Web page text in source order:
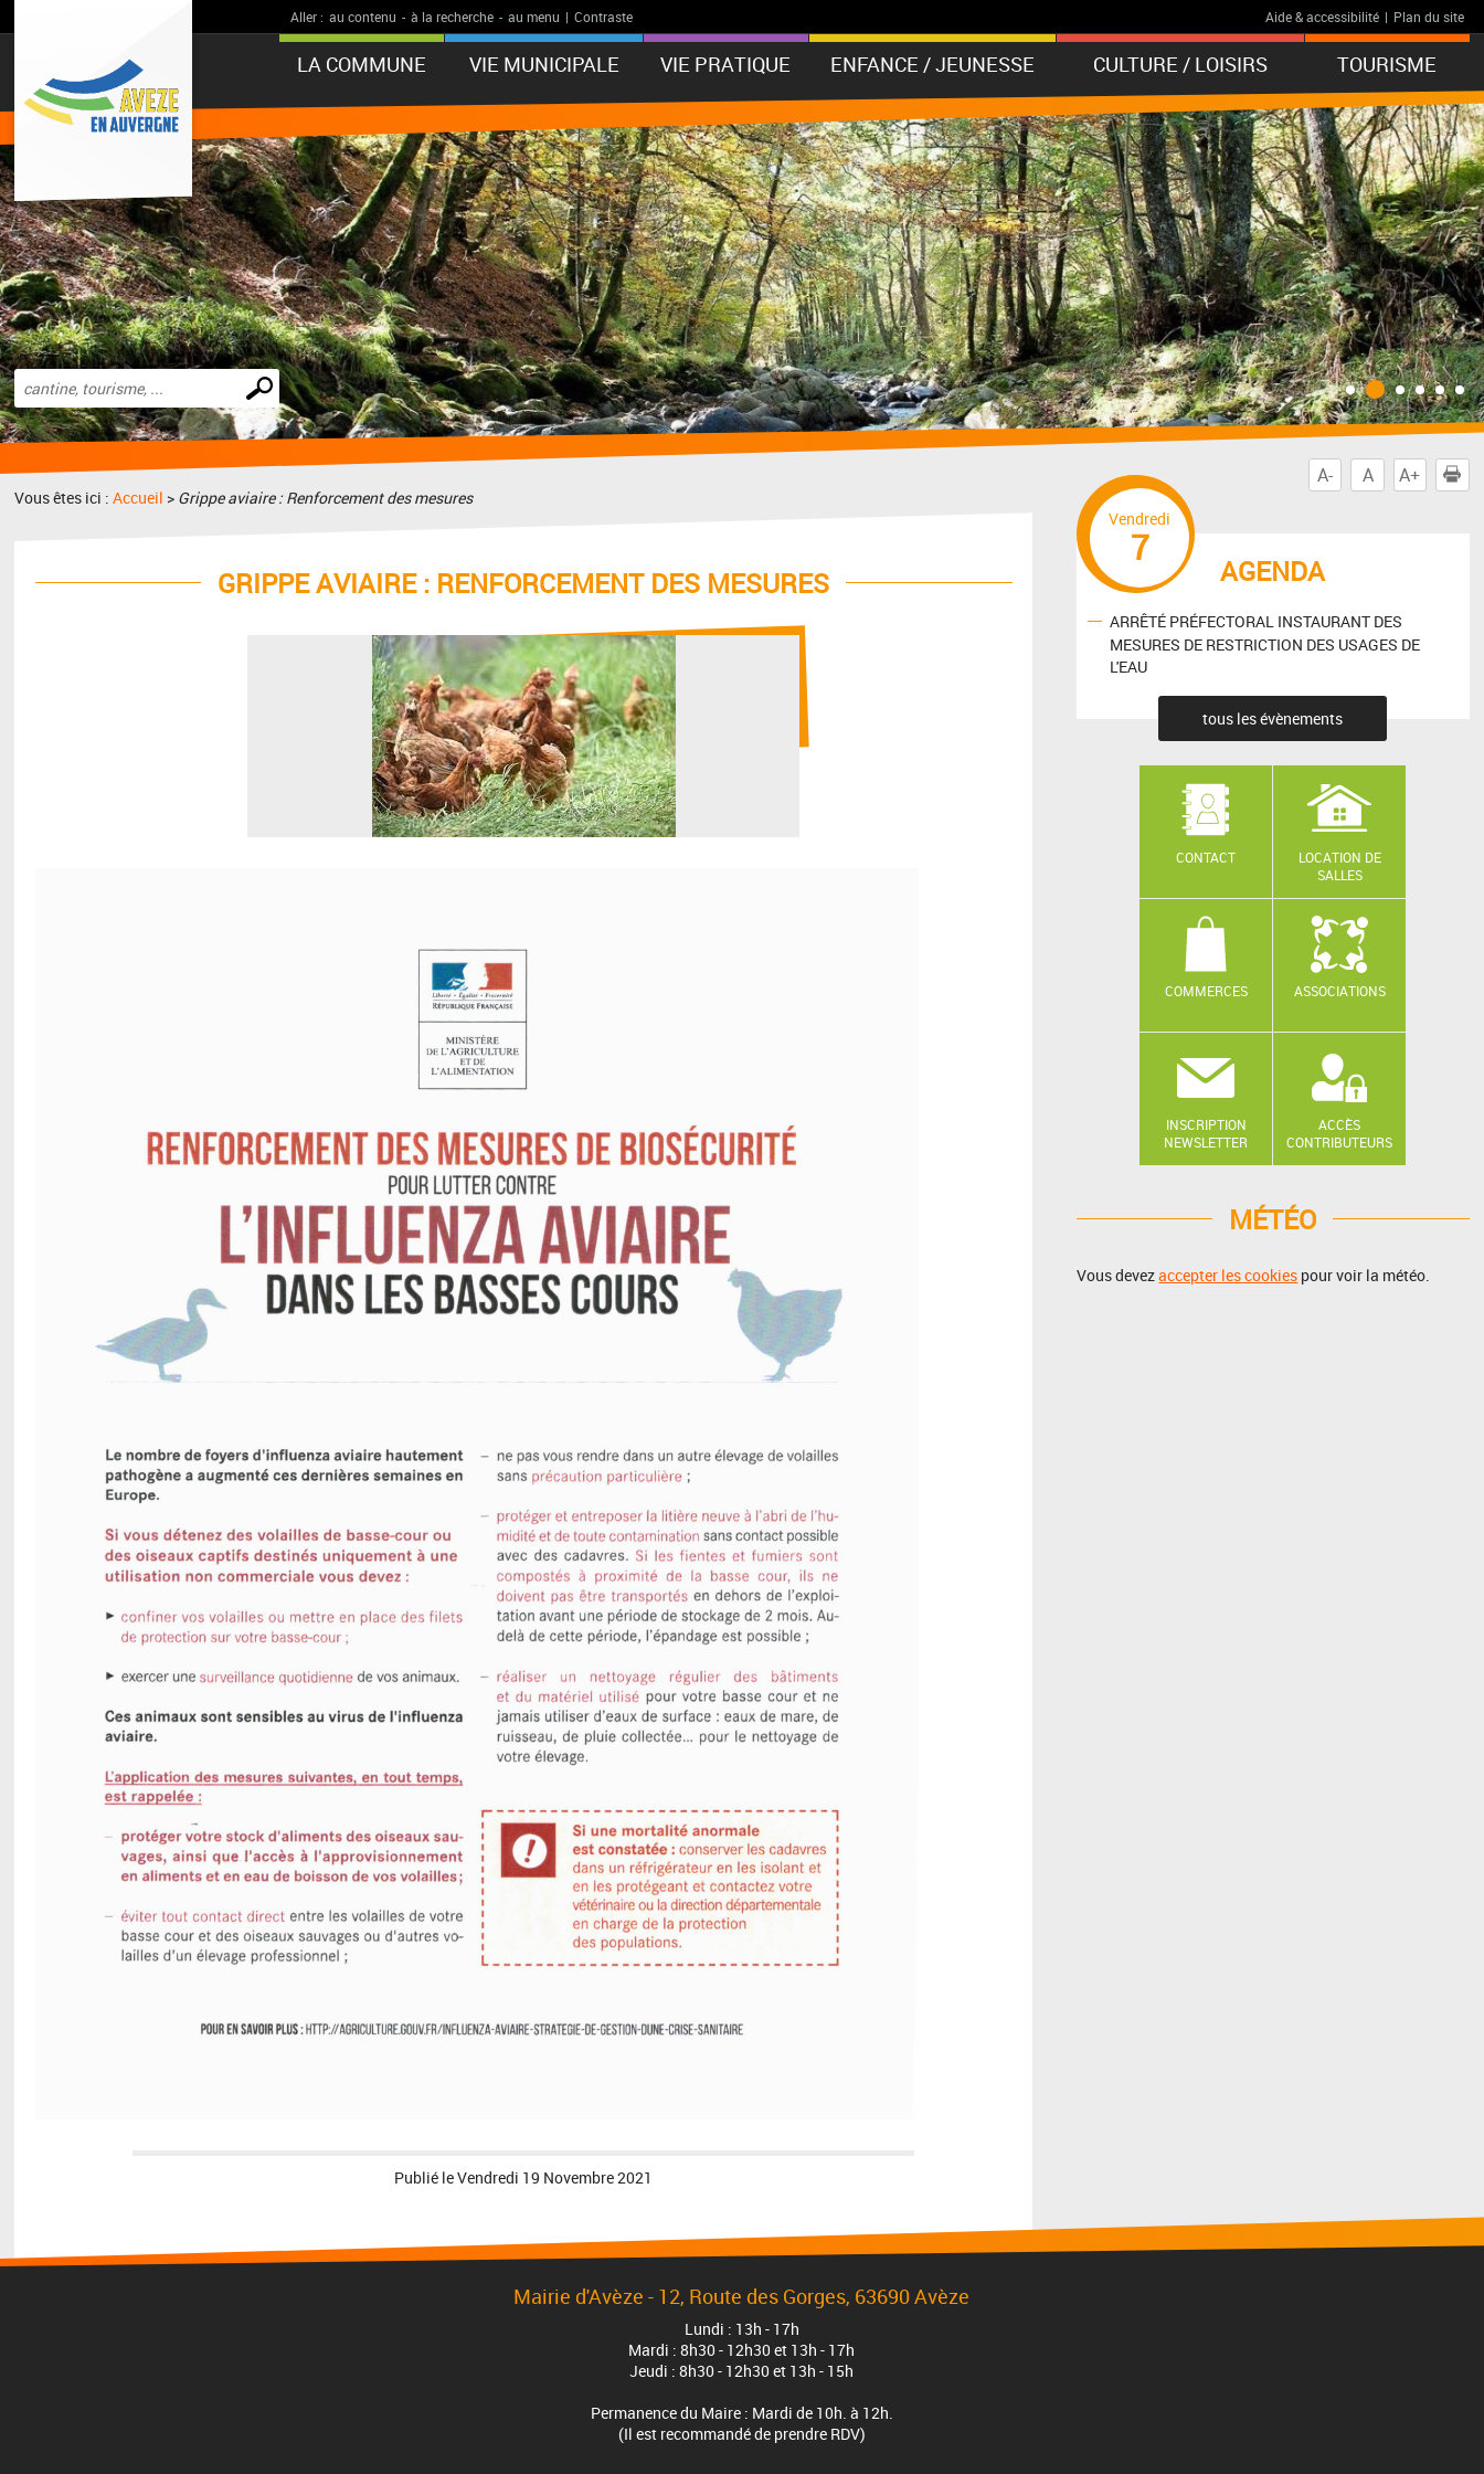
Aller : au contenu - à la recherche - au menu | Contraste Aide & accessibilité | Plan du site
LA COMMUNE VIE MUNICIPALE VIE PRATIQUE ENFANCE / JEUNESSE CULTURE / LOISIRS TOURISME
Effectuer
une
recherche
A- A A+
Vous êtes ici :Accueil > Grippe aviaire : Renforcement des mesures
GRIPPE AVIAIRE : RENFORCEMENT DES MESURES
Publié leVendredi 19 Novembre 2021
AGENDA
Vendredi
7
ARRÊTÉ PRÉFECTORAL INSTAURANT DES
MESURES DE RESTRICTION DES USAGES DE
L'EAU
tous les évènements
CONTACT
LOCATION DE
SALLES
COMMERCES ASSOCIATIONS
INSCRIPTION
NEWSLETTER
ACCÈS
CONTRIBUTEURS
MÉTÉO
Vous devezaccepter les cookies pour voir la météo.
Mairie d'Avèze - 12, Route des Gorges, 63690 Avèze
Lundi : 13h - 17h
Mardi : 8h30 - 12h30 et 13h - 17h
Jeudi : 8h30 - 12h30 et 13h - 15h
Permanence du Maire : Mardi de 10h. à 12h.
(Il est recommandé de prendre RDV)